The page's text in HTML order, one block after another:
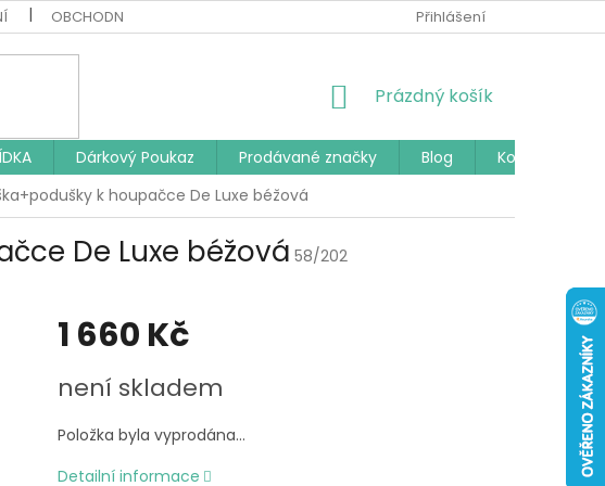
OBCHODNÍ PODMÍNKY PODMÍNKY OCHRANY OSOBNÍCH ÚDAJŮ
Přihlášení
NÁKUPNÍ
Prázdný košík
Dárkový Poukaz Prodávané značky Blog
Kontakty
k houpačce De Luxe béžová
De Luxe béžová 58/202
1 660 Kč
cena:
není skladem
Položka byla vyprodána…
Detailní informace